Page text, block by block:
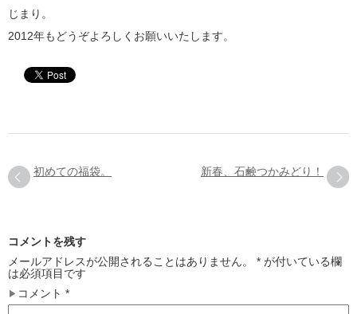
じまり。
2012年もどうぞよろしくお願いいたします。
初めての福袋。 新春、石鹸つかみどり！
コメントを残す
メールアドレスが公開されることはありません。
* が付いている欄
は必須項目です
コメント *